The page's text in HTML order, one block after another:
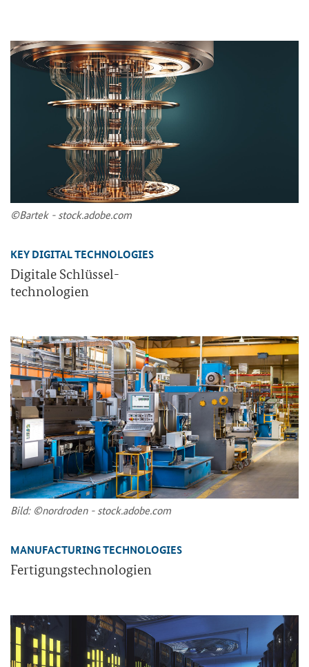
©Bar­tek - stock.adobe.com
KEY DIGITAL TECHNOLOGIES
Di­gi­ta­le Schlüssel-​
tech­no­lo­gien
Bild: ©nord­ro­den - stock.adobe.com
MANUFACTURING TECHNOLOGIES
Fer­ti­gungs­tech­no­lo­gien